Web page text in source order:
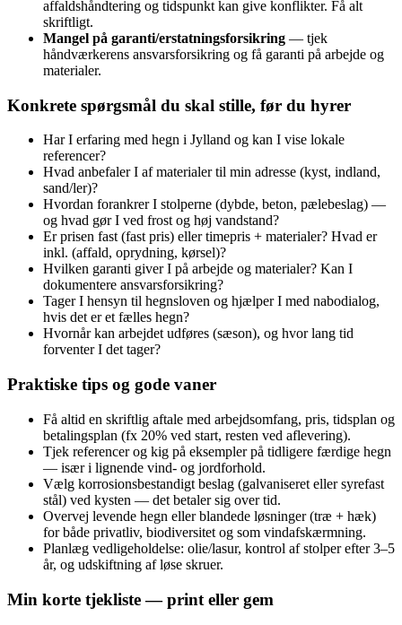
affaldshåndtering og tidspunkt kan give konflikter. Få alt
skriftligt.
Mangel på garanti/erstatningsforsikring — tjek
håndværkerens ansvarsforsikring og få garanti på arbejde og
materialer.
Konkrete spørgsmål du skal stille, før du hyrer
Har I erfaring med hegn i Jylland og kan I vise lokale
referencer?
Hvad anbefaler I af materialer til min adresse (kyst, indland,
sand/ler)?
Hvordan forankrer I stolperne (dybde, beton, pælebeslag) —
og hvad gør I ved frost og høj vandstand?
Er prisen fast (fast pris) eller timepris + materialer? Hvad er
inkl. (affald, oprydning, kørsel)?
Hvilken garanti giver I på arbejde og materialer? Kan I
dokumentere ansvarsforsikring?
Tager I hensyn til hegnsloven og hjælper I med nabodialog,
hvis det er et fælles hegn?
Hvornår kan arbejdet udføres (sæson), og hvor lang tid
forventer I det tager?
Praktiske tips og gode vaner
Få altid en skriftlig aftale med arbejdsomfang, pris, tidsplan og
betalingsplan (fx 20% ved start, resten ved aflevering).
Tjek referencer og kig på eksempler på tidligere færdige hegn
— især i lignende vind- og jordforhold.
Vælg korrosionsbestandigt beslag (galvaniseret eller syrefast
stål) ved kysten — det betaler sig over tid.
Overvej levende hegn eller blandede løsninger (træ + hæk)
for både privatliv, biodiversitet og som vindafskærmning.
Planlæg vedligeholdelse: olie/lasur, kontrol af stolper efter 3–5
år, og udskiftning af løse skruer.
Min korte tjekliste — print eller gem